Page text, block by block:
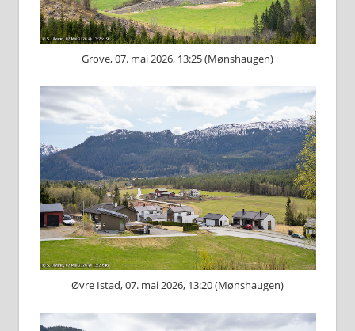
Grove, 07. mai 2026, 13:25 (Mønshaugen)
Øvre Istad, 07. mai 2026, 13:20 (Mønshaugen)